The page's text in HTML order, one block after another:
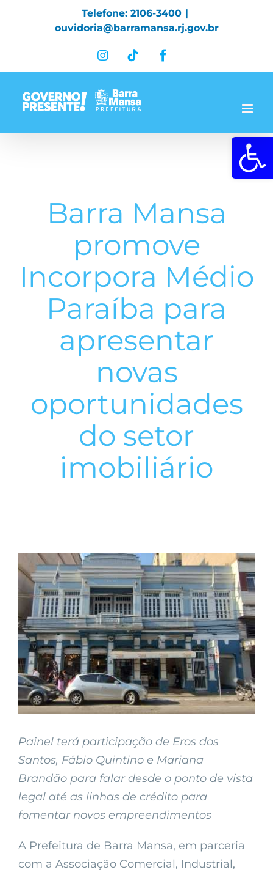
Abrir a
Telefone: 2106-3400 |
ouvidoria@barramansa.rj.gov.br
InstagramTiktok
Barra Mansa
promove
Incorpora Médio
Paraíba para
apresentar
novas
oportunidades
do setor
imobiliário
View
Larger
Image
Painel terá participação de Eros dos
Santos, Fábio Quintino e Mariana
Brandão para falar desde o ponto de vista
legal até as linhas de crédito para
fomentar novos empreendimentos
A Prefeitura de Barra Mansa, em parceria
com a Associação Comercial, Industrial,